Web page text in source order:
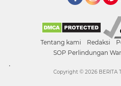
Tentang kami Redaksi
SOP Perlindungan
.
Copyright © 2026 BERITA